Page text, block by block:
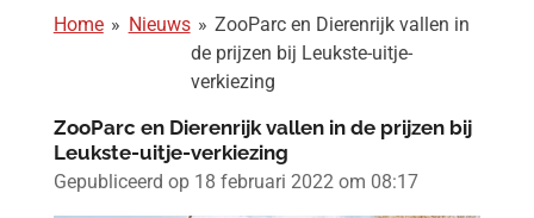
Home » Nieuws » ZooParc en Dierenrijk vallen in
de prijzen bij Leukste-uitje-
verkiezing
ZooParc en Dierenrijk vallen in de prijzen bij
Leukste-uitje-verkiezing
Gepubliceerd op 18 februari 2022 om 08:17